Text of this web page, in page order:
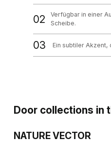
02
Verfügbar in einer
Scheibe.
03 Ein subtiler Akzent,
Door collections in
NATURE VECTOR